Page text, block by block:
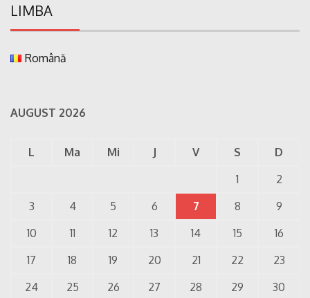
LIMBA
Română
AUGUST 2026
L Ma Mi J V S
D
1
2
3
4 5 6 7 8
9
10
11 12 13 14 15
16
17
18 19 20 21 22
23
24
25 26 27 28 29 30